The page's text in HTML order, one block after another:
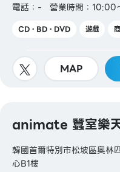
電話：-
營業時間：10:00
CD・BD・DVD 遊戲
MAP
animate 蠶室樂
韓國首爾特別市松坡區奧林
心B1樓